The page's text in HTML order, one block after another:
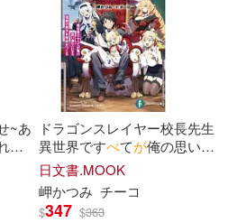
~あ
た
ドラゴンスレイヤー校長先生
異世界ですべてが俺の思い通
りにな る理想の美少女学校を
つくる
日文書.MOOK
岬かつみ チーコ
$347 $363